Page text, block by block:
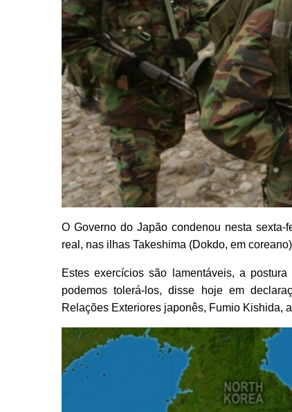
O Governo do Japão condenou nesta
real, nas ilhas Takeshima (Dokdo, em
Estes exercícios são lamentáveis, a
podemos tolerá-los, disse hoje em
Relações Exteriores japonês, Fumio Kishida,